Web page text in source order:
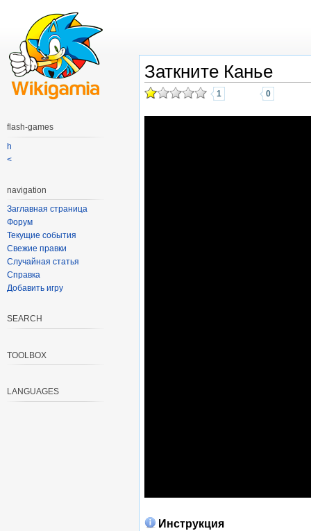
Заткните Канье
1 0
Инструкция
flash-games
h
<
navigation
Заглавная страница
Форум
Текущие события
Свежие правки
Случайная статья
Справка
Добавить игру
SEARCH
TOOLBOX
LANGUAGES